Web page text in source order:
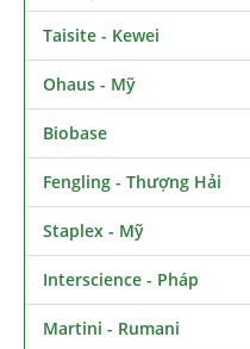
Taisite - Kewei
Ohaus - Mỹ
Biobase
Fengling - Thượng Hải
Staplex - Mỹ
Interscience - Pháp
Martini - Rumani